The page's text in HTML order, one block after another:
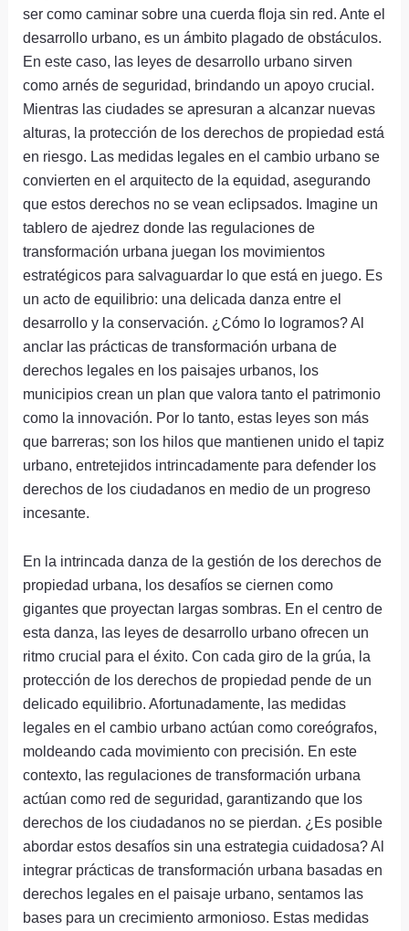
ser como caminar sobre una cuerda floja sin red. Ante el
desarrollo urbano, es un ámbito plagado de obstáculos.
En este caso, las leyes de desarrollo urbano sirven
como arnés de seguridad, brindando un apoyo crucial.
Mientras las ciudades se apresuran a alcanzar nuevas
alturas, la protección de los derechos de propiedad está
en riesgo. Las medidas legales en el cambio urbano se
convierten en el arquitecto de la equidad, asegurando
que estos derechos no se vean eclipsados. Imagine un
tablero de ajedrez donde las regulaciones de
transformación urbana juegan los movimientos
estratégicos para salvaguardar lo que está en juego. Es
un acto de equilibrio: una delicada danza entre el
desarrollo y la conservación. ¿Cómo lo logramos? Al
anclar las prácticas de transformación urbana de
derechos legales en los paisajes urbanos, los
municipios crean un plan que valora tanto el patrimonio
como la innovación. Por lo tanto, estas leyes son más
que barreras; son los hilos que mantienen unido el tapiz
urbano, entretejidos intrincadamente para defender los
derechos de los ciudadanos en medio de un progreso
incesante.
En la intrincada danza de la gestión de los derechos de
propiedad urbana, los desafíos se ciernen como
gigantes que proyectan largas sombras. En el centro de
esta danza, las leyes de desarrollo urbano ofrecen un
ritmo crucial para el éxito. Con cada giro de la grúa, la
protección de los derechos de propiedad pende de un
delicado equilibrio. Afortunadamente, las medidas
legales en el cambio urbano actúan como coreógrafos,
moldeando cada movimiento con precisión. En este
contexto, las regulaciones de transformación urbana
actúan como red de seguridad, garantizando que los
derechos de los ciudadanos no se pierdan. ¿Es posible
abordar estos desafíos sin una estrategia cuidadosa? Al
integrar prácticas de transformación urbana basadas en
derechos legales en el paisaje urbano, sentamos las
bases para un crecimiento armonioso. Estas medidas